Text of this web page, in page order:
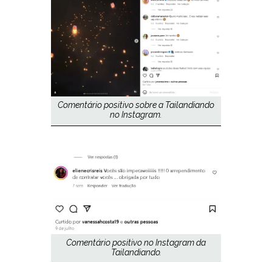
Comentário positivo sobre a Tailandiando
no Instagram.
Comentário positivo no Instagram da
Tailandiando.